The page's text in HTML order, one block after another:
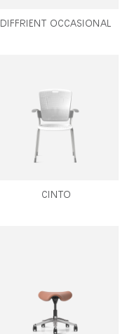
DIFFRIENT OCCASIONAL
CINTO